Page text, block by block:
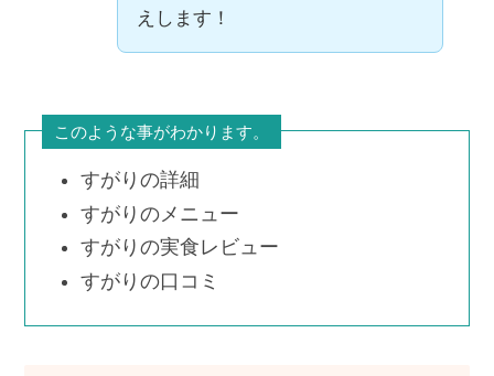
えします！
このような事がわかります。
すがりの詳細
すがりのメニュー
すがりの実食レビュー
すがりの口コミ